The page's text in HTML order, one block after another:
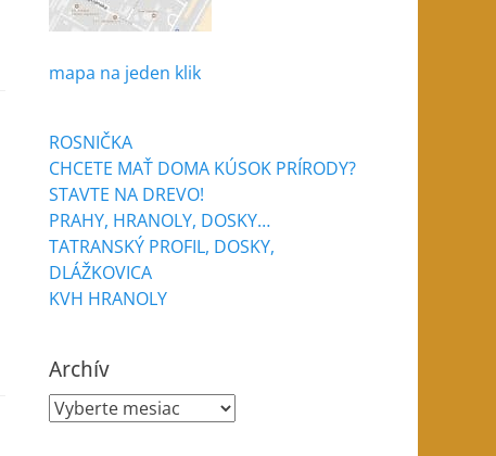
mapa na jeden klik
ROSNIČKA
CHCETE MAŤ DOMA KÚSOK PRÍRODY?
STAVTE NA DREVO!
PRAHY, HRANOLY, DOSKY…
TATRANSKÝ PROFIL, DOSKY,
DLÁŽKOVICA
KVH HRANOLY
Archív
Archív